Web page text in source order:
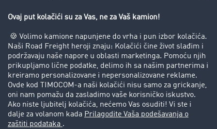
Preduzeće
Uspešne priče
Korisnici preporučuju korisnike
Pravna pitanja
Impressum